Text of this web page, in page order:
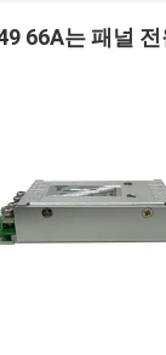
66A는 패널